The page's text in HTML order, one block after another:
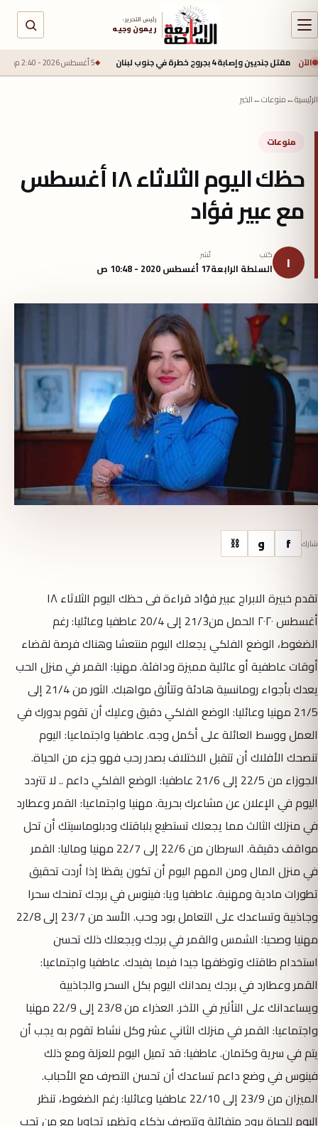
رئيس التحرير :
ريمون وجيه
الآنخطرة في جنوب لبنان 5 أغسطس 2026 - 2:40 م محمد صلاح يقترب
الرئيسية←منوعات←الخبر
منوعات
حظك اليوم الثلاثاء ١٨ أغسطس
مع عبير فؤاد
ا كتب
السلطة الرابعة
نُشر
17 أغسطس 2020 - 10:48 ص
شارك f و ⛓
تقدم خبيرة الابراج عبير فؤاد قراءة فى حظك اليوم الثلاثاء ١٨
أغسطس ٢٠٢٠ الحمل من21/3 إلى 20/4 عاطفيا وعائليا: رغم
الضغوط، الوضع الفلكي يجعلك اليوم منتعشا وهناك فرصة لقضاء
أوقات عاطفية أو عائلية مميزة ودافئة. مهنيا: القمر في منزل الحب
يعدك بأجواء رومانسية هادئة وتتألق مواهبك. الثور من 21/4 إلى
21/5 مهنيا وعائليا: الوضع الفلكي دقيق وعليك أن تقوم بدورك في
العمل ووسط العائلة على أكمل وجه. عاطفيا واجتماعيا: اليوم
تنصحك الأفلاك أن تتقبل الاختلاف بصدر رحب فهو جزء من الحياة.
الجوزاء من 22/5 إلى 21/6 عاطفيا: الوضع الفلكي داعم .. لا تتردد
اليوم في الإعلان عن مشاعرك بحرية. مهنيا واجتماعيا: القمر وعطارد
في منزلك الثالث مما يجعلك تستطيع بلباقتك ودبلوماسيتك أن تحل
مواقف دقيقة. السرطان من 22/6 إلى 22/7 مهنيا وماليا: القمر
في منزل المال ومن المهم اليوم أن تكون يقظا إذا أردت تحقيق
تطورات مادية ومهنية. عاطفيا ويا: فينوس في برجك تمنحك سحرا
وجاذبية وتساعدك على التعامل بود وحب. الأسد من 23/7 إلى 22/8
مهنيا وصحيا: الشمس والقمر في برجك ويجعلك ذلك تحسن
استخدام طاقتك وتوظفها جيدا فيما يفيدك. عاطفيا واجتماعيا:
القمر وعطارد في برجك يمدانك اليوم بكل السحر والجاذبية
ويساعدانك على التأثير في الآخر. العذراء من 23/8 إلى 22/9 مهنيا
واجتماعيا: القمر في منزلك الثاني عشر وكل نشاط تقوم به يجب أن
يتم في سرية وكتمان. عاطفيا: قد تميل اليوم للعزلة ومع ذلك
فينوس في وضع داعم تساعدك أن تحسن التصرف مع الأحباب.
الميزان من 23/9 إلى 22/10 عاطفيا وعائليا: رغم الضغوط، تنظر
اليوم للحياة بروح متفائلة وتتصرف بذكاء وتظهر تجاوبا مع من تحب